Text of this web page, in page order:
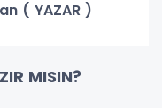
( YAZAR )
MISIN?